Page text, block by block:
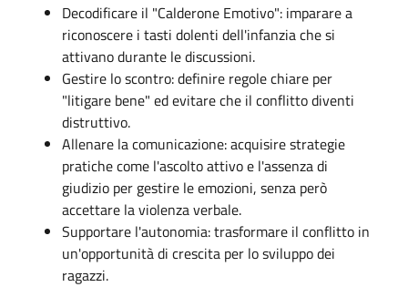
Decodificare il "Calderone Emotivo": imparare a
riconoscere i tasti dolenti dell'infanzia che si
attivano durante le discussioni.
Gestire lo scontro: definire regole chiare per
"litigare bene" ed evitare che il conflitto diventi
distruttivo.
Allenare la comunicazione: acquisire strategie
pratiche come l'ascolto attivo e l'assenza di
giudizio per gestire le emozioni, senza però
accettare la violenza verbale.
Supportare l'autonomia: trasformare il conflitto in
un'opportunità di crescita per lo sviluppo dei
ragazzi.